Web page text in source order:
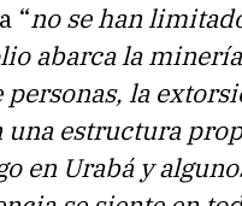
“no se han
abarca la
la
una estructura
en Urabá y